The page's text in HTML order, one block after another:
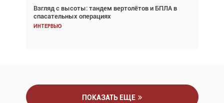
Взгляд с высоты: тандем вертолётов и БПЛА в
спасательных операциях
Интервью
Частный самолёт – это актив. Подходите к
покупке соответствующим образом
Интервью
ПОКАЗАТЬ ЕЩЕ